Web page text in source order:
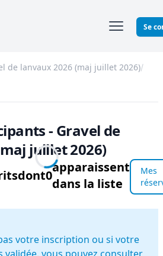
Se
de lanvaux 2026 (maj juillet 2026)
- Gravel de
juillet 2026)
dont0
apparaissent
dans la liste
Mes
votre inscription ou si votre